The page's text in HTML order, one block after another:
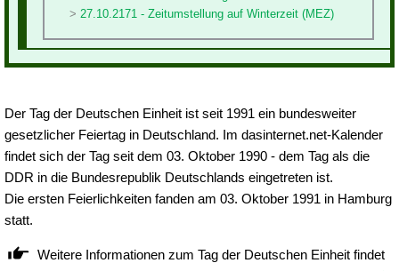
27.10.2171 - Zeitumstellung auf Winterzeit (MEZ)
Der Tag der Deutschen Einheit ist seit 1991 ein bundesweiter
gesetzlicher Feiertag in Deutschland. Im dasinternet.net-Kalender
findet sich der Tag seit dem 03. Oktober 1990 - dem Tag als die
DDR in die Bundesrepublik Deutschlands eingetreten ist.
Die ersten Feierlichkeiten fanden am 03. Oktober 1991 in Hamburg
statt.
Weitere Informationen zum Tag der Deutschen Einheit findet